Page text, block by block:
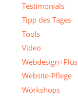
Testimonials
Tipp des Tages
Tools
Video
Webdesign+Plus
Website-Pflege
Workshops